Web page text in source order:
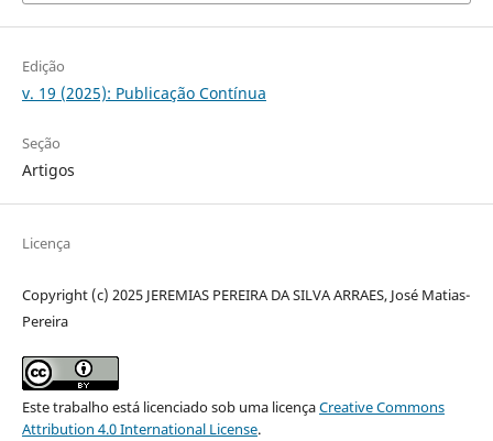
Edição
v. 19 (2025): Publicação Contínua
Seção
Artigos
Licença
Copyright (c) 2025 JEREMIAS PEREIRA DA SILVA ARRAES, José Matias-
Pereira
Este trabalho está licenciado sob uma licençaCreative Commons
Attribution 4.0 International License.